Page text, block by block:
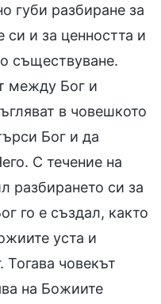
губи разбиране за
си и за ценността и
съществуване.
между Бог и
в човешкото
Бог и да
С течение на
разбирането си за
го е създал, както
уста и
Тогава човекът
на Божиите